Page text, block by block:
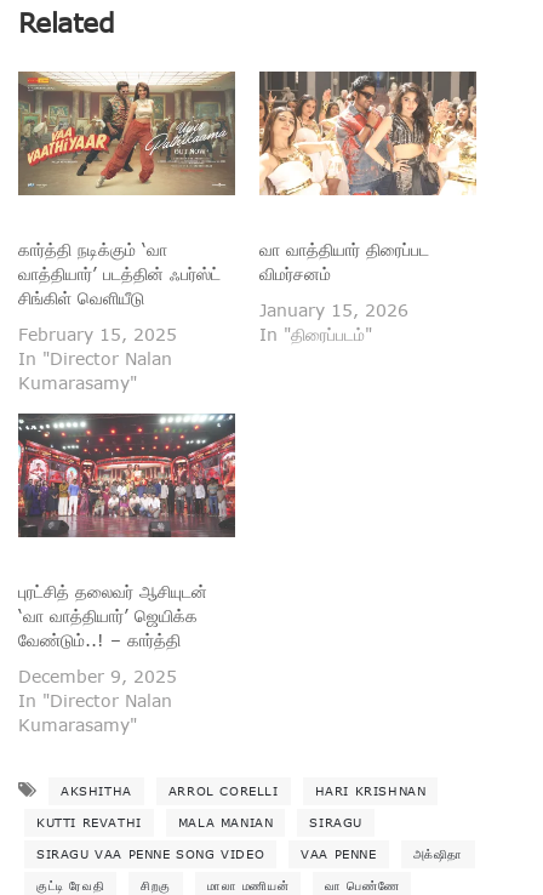
Related
கார்த்தி நடிக்கும் ‘வா
வாத்தியார்’ படத்தின் ஃபர்ஸ்ட்
சிங்கிள் வெளியீடு
February 15, 2025
In "Director Nalan
Kumarasamy"
வா வாத்தியார் திரைப்பட
விமர்சனம்
January 15, 2026
In "திரைப்படம்"
புரட்சித் தலைவர் ஆசியுடன்
‘வா வாத்தியார்’ ஜெயிக்க
வேண்டும்..! – கார்த்தி
December 9, 2025
In "Director Nalan
Kumarasamy"
AKSHITHA ARROL CORELLI HARI KRISHNAN
KUTTI REVATHI MALA MANIAN SIRAGU
SIRAGU VAA PENNE SONG VIDEO VAA PENNE அக்‌ஷிதா
குட்டி ரேவதி சிறகு மாலா மணியன் வா பெண்ணே